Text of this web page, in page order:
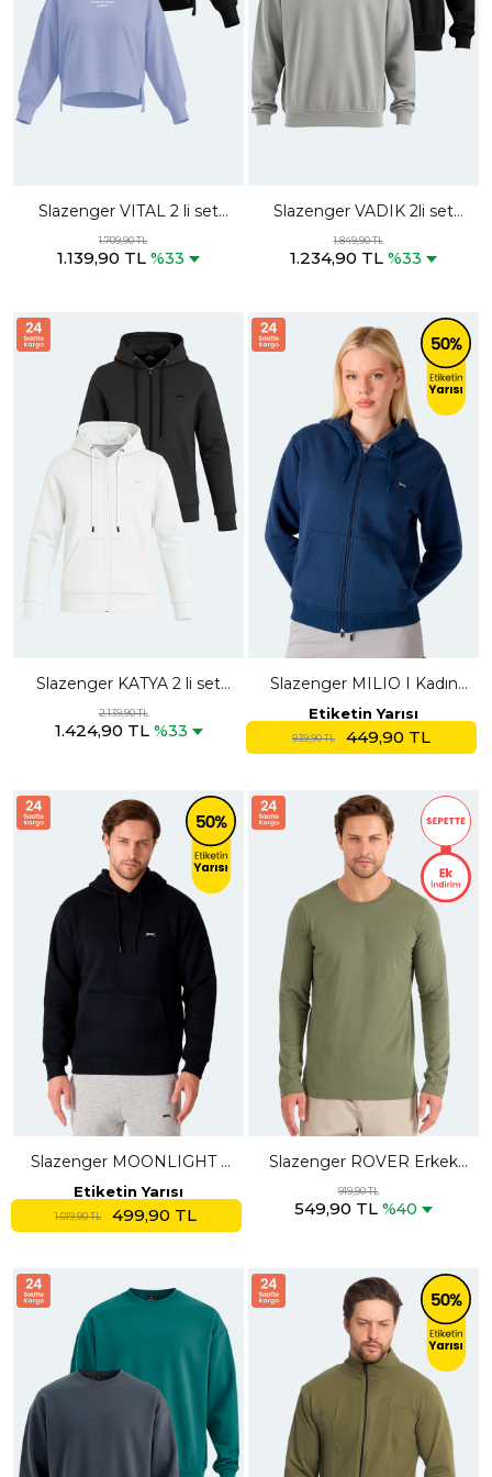
Slazenger VITAL 2 li set
Kadın Crop Lila - Siyah
Sweatshırt
1.709,90 TL
1.139,90 TL %33
Slazenger VADIK 2li set
Erkek Oversıze Siyah - Gri
Sweatshırt
1.849,90 TL
1.234,90 TL %33
Slazenger KATYA 2 li set
Kadın Fermuarlı Kapüşonlu
Cepli Beyaz - Siyah
2.139,90 TL
1.424,90 TL %33
Slazenger MILIO I Kadın
Fermuarlı Kapüşonlu Cepli
Lacivert Sweatshırt
Etiketin Yarısı
939,90 TL 449,90 TL
Slazenger MOONLIGHT I
Erkek Kapüşonlu Siyah
Sweatshırt
Etiketin Yarısı
1.019,90 TL 499,90 TL
Slazenger ROVER Erkek
Haki Sweatshırt
919,90 TL
549,90 TL %40